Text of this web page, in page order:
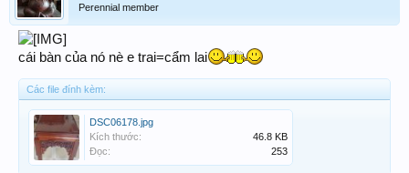
Perennial member
cái bàn của nó nè e trai=cẩm lai
Các file đính kèm:
DSC06178.jpg
Kích thước:
46.8 KB
Đọc:
253